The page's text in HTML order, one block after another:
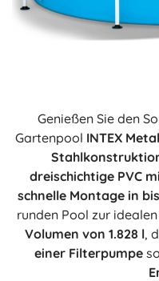
Genießen Sie den
Gartenpool INTEX
dreischichtige PVC
schnelle Montage in
runden Pool zur
Volumen von 1.828 l,
einer Filterpumpe